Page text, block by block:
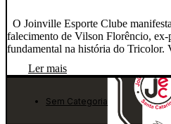
O Joinville Esporte Clube
falecimento de Vilson Florêncio, ex-
fundamental na história do Tricolor.
hoje. Foi responsável pela doação
Centro de Treinamento Vilson […]
Ler mais
Sem Categoria